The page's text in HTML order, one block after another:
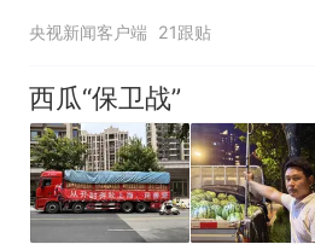
央视新闻客户端 21跟贴
西瓜“保卫战”